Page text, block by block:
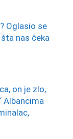
Oglasio se
nas čeka
on je zlo,
Albancima